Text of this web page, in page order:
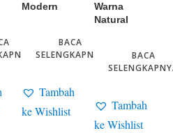
Modern
BACA
SELENGKAPNYA
Tambah
ke Wishlist
Warna
Natural
BACA
Tambah
ke Wishlist